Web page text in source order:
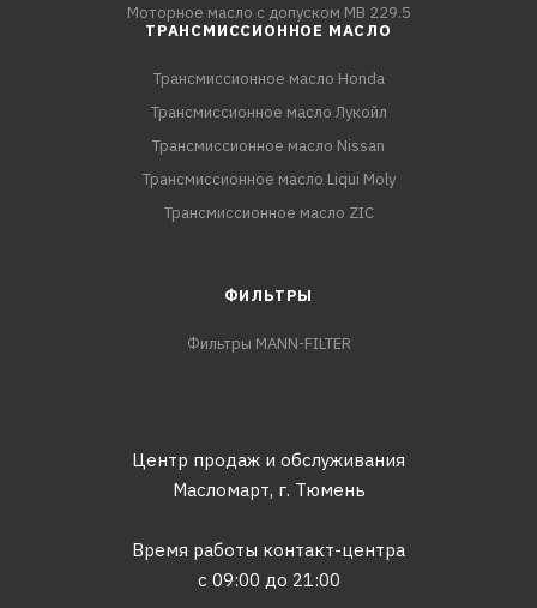
Моторное масло с допуском MB 229.5
ТРАНСМИССИОННОЕ МАСЛО
Трансмиссионное масло Honda
Трансмиссионное масло Лукойл
Трансмиссионное масло Nissan
Трансмиссионное масло Liqui Moly
Трансмиссионное масло ZIC
ФИЛЬТРЫ
Фильтры MANN-FILTER
Центр продаж и обслуживания
Масломарт, г. Тюмень
Время работы контакт-центра
с 09:00 до 21:00